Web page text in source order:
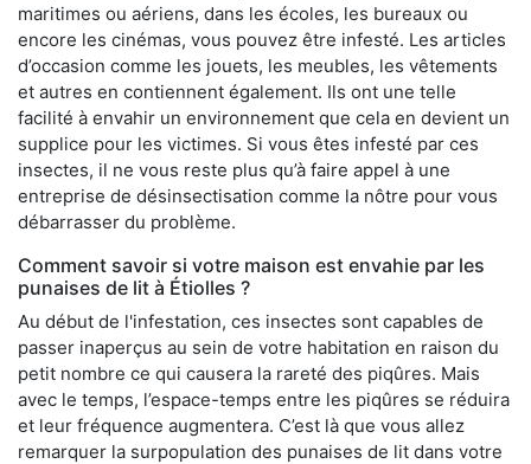
maritimes ou aériens, dans les écoles, les bureaux ou
encore les cinémas, vous pouvez être infesté. Les articles
d’occasion comme les jouets, les meubles, les vêtements
et autres en contiennent également. Ils ont une telle
facilité à envahir un environnement que cela en devient un
supplice pour les victimes. Si vous êtes infesté par ces
insectes, il ne vous reste plus qu’à faire appel à une
entreprise de désinsectisation comme la nôtre pour vous
débarrasser du problème.
Comment savoir si votre maison est envahie par les
punaises de lit à Étiolles ?
Au début de l'infestation, ces insectes sont capables de
passer inaperçus au sein de votre habitation en raison du
petit nombre ce qui causera la rareté des piqûres. Mais
avec le temps, l’espace-temps entre les piqûres se réduira
et leur fréquence augmentera. C’est là que vous allez
remarquer la surpopulation des punaises de lit dans votre